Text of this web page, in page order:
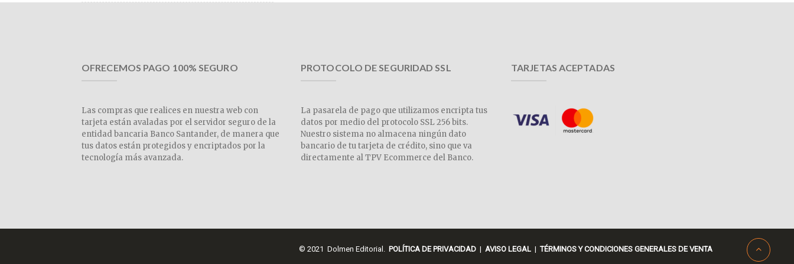
OFRECEMOS PAGO 100% SEGURO
Las compras que realices en nuestra web con
tarjeta están avaladas por el servidor seguro de la
entidad bancaria Banco Santander, de manera que
tus datos están protegidos y encriptados por la
tecnología más avanzada.
PROTOCOLO DE SEGURIDAD SSL
La pasarela de pago que utilizamos encripta tus
datos por medio del protocolo SSL 256 bits.
Nuestro sistema no almacena ningún dato
bancario de tu tarjeta de crédito, sino que va
directamente al TPV Ecommerce del Banco.
TARJETAS ACEPTADAS
© 2021 Dolmen Editorial. POLÍTICA DE PRIVACIDAD | AVISO LEGAL |TÉRMINOS Y CONDICIONES GENERALES DE VENTA